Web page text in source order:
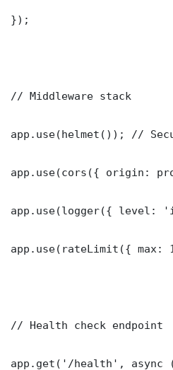
});
// Middleware stack
app.use(helmet()); //
app.use(cors({ origin:
app.use(logger({
app.use(rateLimit({ max:
// Health check endpoint
app.get('/health', async